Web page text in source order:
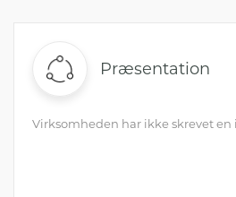
Præsentation
Virksomheden har ikke skrevet en